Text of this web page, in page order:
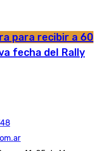
para recibir a 60
fecha del Rally